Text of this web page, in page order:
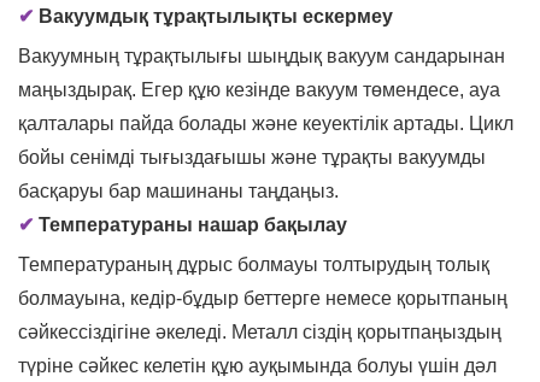
✔ Вакуумдық тұрақтылықты ескермеу
Вакуумның тұрақтылығы шыңдық вакуум сандарынан
маңыздырақ. Егер құю ​​кезінде вакуум төмендесе, ауа
қалталары пайда болады және кеуектілік артады. Цикл
бойы сенімді тығыздағышы және тұрақты вакуумды
басқаруы бар машинаны таңдаңыз.
✔ Температураны нашар бақылау
Температураның дұрыс болмауы толтырудың толық
болмауына, кедір-бұдыр беттерге немесе қорытпаның
сәйкессіздігіне әкеледі. Металл сіздің қорытпаңыздың
түріне сәйкес келетін құю ауқымында болуы үшін дәл